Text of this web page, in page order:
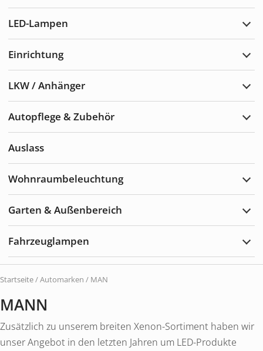
LED-Lampen
LED-
Einrichtung
LKW / Anhänger
LKW
Autopflege & Zubehör
Auslass
Wohnraumbeleuchtung
Garten & Außenbereich
Fahrzeuglampen
Startseite/ Automarken / MAN
MANN
Zusätzlich zu unserem breiten Xenon-Sortiment haben wir
unser Angebot in den letzten Jahren um LED-Produkte